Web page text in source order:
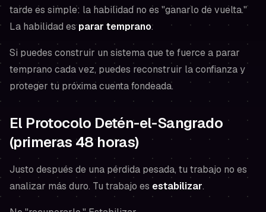
tarde es simple: la habilidad no es "ganarlo de vuelta."
La habilidad esparar temprano.
Si puedes construir un sistema que te fuerce a parar
temprano cada vez, puedes reconstruir la confianza y
proteger tu próxima cuenta fondeada.
El Protocolo Detén-el-Sangrado
(primeras 48 horas)
Justo después de una pérdida pesada, tu trabajo no es
analizar más duro. Tu trabajo es estabilizar.